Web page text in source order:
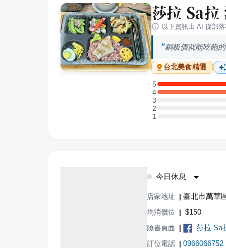
莎拉 Sa
以下資訊由 AI 從部
銅板價就能吃飽
台北美食精選
5
5 星：1 則評論
4
4 星：1 則評論
3
3 星：0 則評論
2
2 星：0 則評論
11 星：0 則評論
今日休息
店家地址 | 臺北市萬華
均消價位 | $150
臉書頁面 | 莎拉 Sa
訂位電話 | 0966066752